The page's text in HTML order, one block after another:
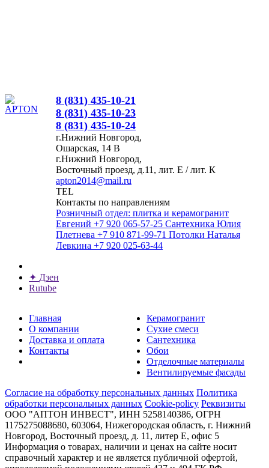
8 (831) 435-10-21
8 (831) 435-10-23
8 (831) 435-10-24
г.Нижний Новгород,
Ошарская, 14 В
г.Нижний Новгород,
Восточный проезд, д.11, лит. Е / лит. К
apton2014@mail.ru
TEL
Контакты по направлениям
Розничный отдел: плитка и керамогранит
Евгений +7 920 065-57-25 Сантехника Юлия
Плетнева +7 910 871-99-71 Потолки Наталья
Левкина +7 920 025-63-44
✦ Дзен
Rutube
Главная
О компании
Доставка и оплата
Контакты
Керамогранит
Сухие смеси
Сантехника
Обои
Отделочные материалы
Вентилируемые фасады
Согласие на обработку персональных данных Политика
обработки персональных данных Cookie-policy Реквизиты
ООО "АПТОН ИНВЕСТ", ИНН 5258140386, ОГРН
1175275088680, 603064, Нижегородская область, г. Нижний
Новгород, Восточный проезд, д. 11, литер Е, офис 5
Информация о товарах, наличии и ценах на сайте носит
справочный характер и не является публичной офертой,